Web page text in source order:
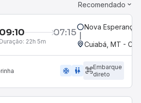
Recomendado
09:10 07:15
Duração: 22h 5m
Nova Esperança,
Cuiabá, MT -
ac_unit wc
Embarque
direto